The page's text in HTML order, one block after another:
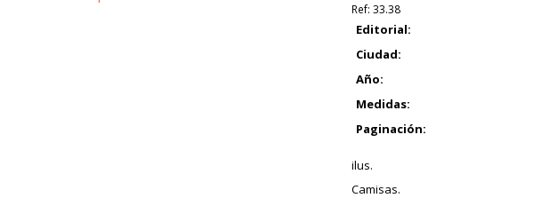
Ref: 33.38
Editorial:
Ciudad:
Año:
Medidas:
Paginación:
ilus.
Camisas.